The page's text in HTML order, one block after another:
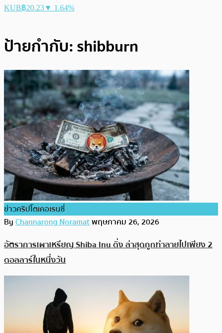
KUB฿20.23▼ 1.64%
ป้ายกำกับ: shibburn
ข่าวคริปโตเคอเรนซี่
ByChannarong Noramatพฤษภาคม 26, 2026
อัตราการเผาเหรียญ Shiba Inu ดิ่ง ล่าสุดถูกทำลายไปเพียง 2
ดอลลาร์ในหนึ่งวัน